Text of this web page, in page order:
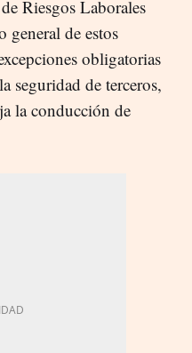
Riesgos Laborales
general de estos
obligatorias
seguridad de terceros,
la conducción de